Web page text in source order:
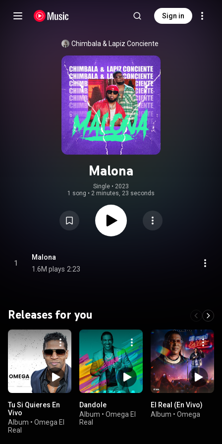
Sign in
Chimbala & Lapiz Conciente
Malona
Single • 2023
1 song • 2 minutes, 23 seconds
1
Malona
1.6M plays 2:23
Releases for you
Tu Si Quieres En
Vivo
Album • Omega El
Real
Dandole
Album • Omega El
Real
El Real (En Vivo)
Album • Omega